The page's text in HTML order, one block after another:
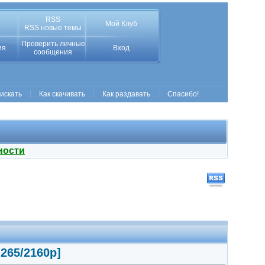
RSS
RSS новые темы
Мой Клуб
Проверить личные
сообщения
Вход
Как скачивать Как раздавать Спасибо!
2160p]